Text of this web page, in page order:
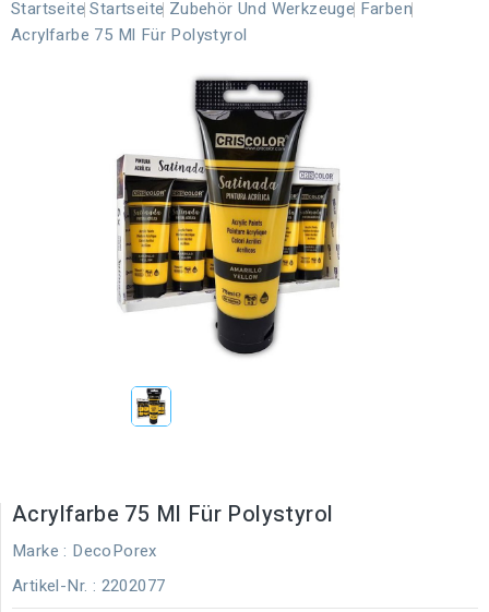
Startseite Startseite Zubehör Und Werkzeuge Farben
Acrylfarbe 75 Ml Für Polystyrol
Acrylfarbe 75 Ml Für Polystyrol
Marke : DecoPorex
Artikel-Nr. : 2202077